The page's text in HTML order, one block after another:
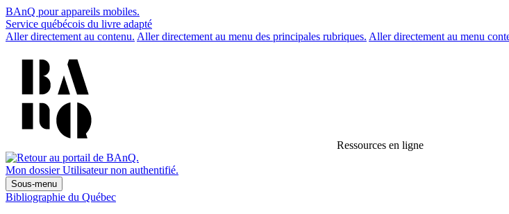
BAnQ pour appareils mobiles.
Service québécois du livre adapté
Aller directement au contenu. Aller directement au menu des principales rubriques. Aller directement au menu
Ressources en ligne
Mon dossier Utilisateur non authentifié.
Sous-menu
Bibliographie du Québec